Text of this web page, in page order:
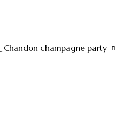
champagne party